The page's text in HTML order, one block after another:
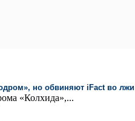
но обвиняют iFact во лжи
«Колхида»,...